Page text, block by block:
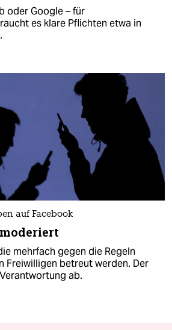
oder Google – für
es klare Pflichten etwa in
auf Facebook
mehrfach gegen die Regeln
Freiwilligen betreut werden. Der
ab.